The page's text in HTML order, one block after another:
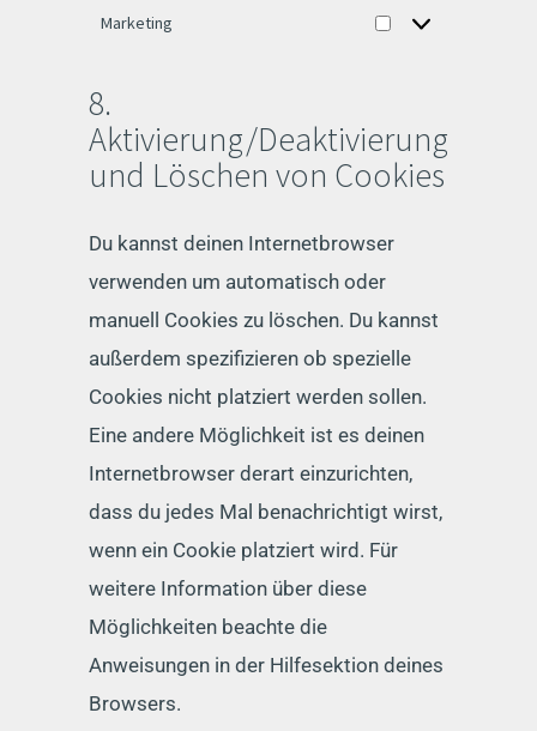
Marketing
8.
Aktivierung/Deaktivierung
und Löschen von Cookies
Du kannst deinen Internetbrowser
verwenden um automatisch oder
manuell Cookies zu löschen. Du kannst
außerdem spezifizieren ob spezielle
Cookies nicht platziert werden sollen.
Eine andere Möglichkeit ist es deinen
Internetbrowser derart einzurichten,
dass du jedes Mal benachrichtigt wirst,
wenn ein Cookie platziert wird. Für
weitere Information über diese
Möglichkeiten beachte die
Anweisungen in der Hilfesektion deines
Browsers.